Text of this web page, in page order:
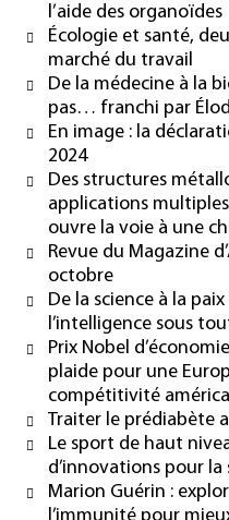
l’aide des organoïdes
Écologie et santé,
marché du travail
De la médecine à la
pas… franchi par
En image : la
2024
Des structures
applications
ouvre la voie à une
Revue du Magazine
octobre
De la science à la
l’intelligence sous
Prix Nobel
plaide pour une
compétitivité
Traiter le prédiabète
Le sport de haut
d’innovations pour la
Marion Guérin :